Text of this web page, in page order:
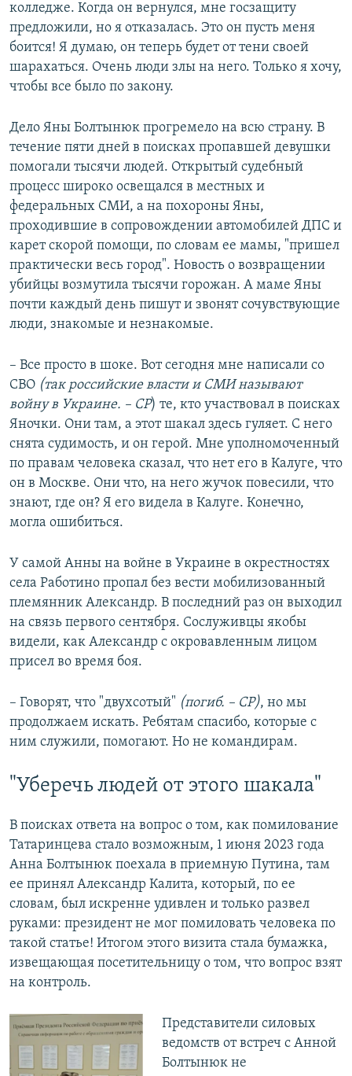
колледже. Когда он вернулся, мне госзащиту
предложили, но я отказалась. Это он пусть меня
боится! Я думаю, он теперь будет от тени своей
шарахаться. Очень люди злы на него. Только я хочу,
чтобы все было по закону.
Дело Яны Болтынюк прогремело на всю страну. В
течение пяти дней в поисках пропавшей девушки
помогали тысячи людей. Открытый судебный
процесс широко освещался в местных и
федеральных СМИ, а на похороны Яны,
проходившие в сопровождении автомобилей ДПС и
карет скорой помощи, по словам ее мамы, "пришел
практически весь город". Новость о возвращении
убийцы возмутила тысячи горожан. А маме Яны
почти каждый день пишут и звонят сочувствующие
люди, знакомые и незнакомые.
– Все просто в шоке. Вот сегодня мне написали со
СВО (так российские власти и СМИ называют
войну в Украине. – СР) те, кто участвовал в поисках
Яночки. Они там, а этот шакал здесь гуляет. С него
снята судимость, и он герой. Мне уполномоченный
по правам человека сказал, что нет его в Калуге, что
он в Москве. Они что, на него жучок повесили, что
знают, где он? Я его видела в Калуге. Конечно,
могла ошибиться.
У самой Анны на войне в Украине в окрестностях
села Работино пропал без вести мобилизованный
племянник Александр. В последний раз он выходил
на связь первого сентября. Сослуживцы якобы
видели, как Александр с окровавленным лицом
присел во время боя.
– Говорят, что "двухсотый" (погиб. – СР), но мы
продолжаем искать. Ребятам спасибо, которые с
ним служили, помогают. Но не командирам.
"Уберечь людей от этого шакала"
В поисках ответа на вопрос о том, как помилование
Татаринцева стало возможным, 1 июня 2023 года
Анна Болтынюк поехала в приемную Путина, там
ее принял Александр Калита, который, по ее
словам, был искренне удивлен и только развел
руками: президент не мог помиловать человека по
такой статье! Итогом этого визита стала бумажка,
извещающая посетительницу о том, что вопрос взят
на контроль.
Представители силовых
ведомств от встреч с Анной
Болтынюк не